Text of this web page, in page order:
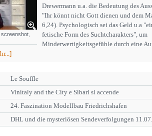
Drewermann u.a. die Bedeutung des
"Ihr könnt nicht Gott dienen und dem
6,24). Psychologisch sei das Geld u.a
fetische Form des Suchtcharakters", um
Minderwertigkeitsgefühle durch eine
Le Souffle
Vinitaly and the City e Sibari si accende
24. Faszination Modellbau Friedrichshafen
DHL und die mysteriösen Sendeverfolgungen